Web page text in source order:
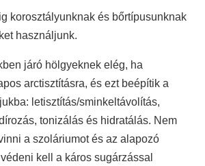
korosztályunknak és bőrtípusunknak
használjunk.
járó hölgyeknek elég, ha
arctisztításra, és ezt beépítik a
letisztítás/sminkeltávolítás,
tonizálás és hidratálás. Nem
a szoláriumot és az alapozó
kell a káros sugárzással